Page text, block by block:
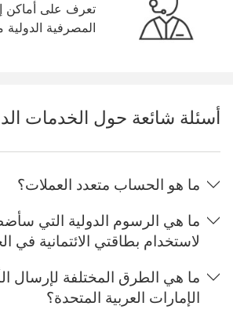
تعرف على أماكن
المصرفية الدولية
أسئلة شائعة حول الخدمات
ما هو الحساب متعدد العملات؟
ما هي الرسوم الدولية التي
لاستخدام بطاقتي الائتمانية في
ما هي الطرق المختلفة لإرسال
الإمارات العربية المتحدة؟